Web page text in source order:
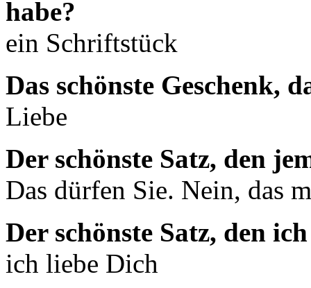
habe?
ein Schriftstück
Das schönste Geschenk,
Liebe
Der schönste Satz, den
Das dürfen Sie. Nein, das
Der schönste Satz, den
ich liebe Dich